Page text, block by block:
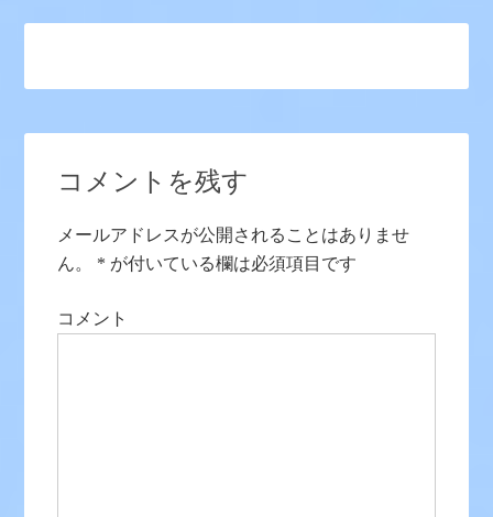
コメントを残す
メールアドレスが公開されることはありませ
ん。
* が付いている欄は必須項目です
コメント